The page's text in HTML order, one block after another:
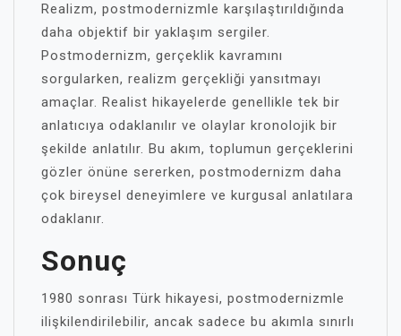
Realizm, postmodernizmle karşılaştırıldığında
daha objektif bir yaklaşım sergiler.
Postmodernizm, gerçeklik kavramını
sorgularken, realizm gerçekliği yansıtmayı
amaçlar. Realist hikayelerde genellikle tek bir
anlatıcıya odaklanılır ve olaylar kronolojik bir
şekilde anlatılır. Bu akım, toplumun gerçeklerini
gözler önüne sererken, postmodernizm daha
çok bireysel deneyimlere ve kurgusal anlatılara
odaklanır.
Sonuç
1980 sonrası Türk hikayesi, postmodernizmle
ilişkilendirilebilir, ancak sadece bu akımla sınırlı